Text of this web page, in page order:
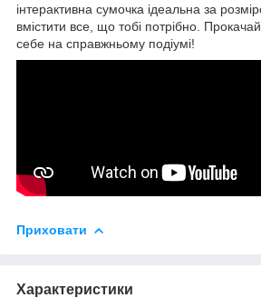
інтерактивна сумочка ідеальна за
вмістити все, що тобі потрібно. Прокачай
себе на справжньому подіумі!
Приховати
Характеристики